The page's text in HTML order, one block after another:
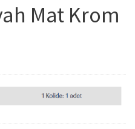
Mat Krom